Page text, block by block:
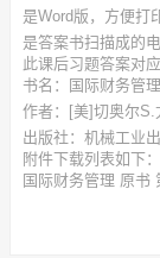
是Word版，方便打
是答案书扫描成的
此课后习题答案对
书名：国际财务管
作者：[美]切奥尔
出版社：机械工业
附件下载列表如下：
国际财务管理 原书